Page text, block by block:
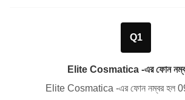
Q1
Elite Cosmatica -এর ফোন
Elite Cosmatica -এর ফোন নম্বর হল